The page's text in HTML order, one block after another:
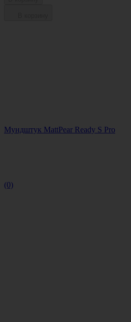
Мундштук MattPear Ready S Pro
(0)